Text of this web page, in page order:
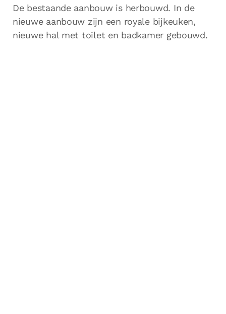
De bestaande aanbouw is herbouwd. In de
nieuwe aanbouw zijn een royale bijkeuken,
nieuwe hal met toilet en badkamer gebouwd.